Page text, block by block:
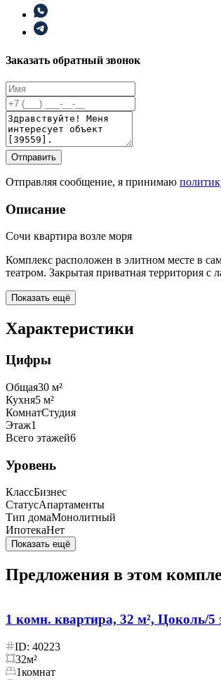
Заказать обратный звонок
Отправить
Отправляя сообщение, я принимаю
Описание
Сочи квартира возле моря
Комплекс расположен в элитном месте в
театром. Закрытая приватная территория
Показать ещё
Характеристики
Цифры
Общая30 м²
Кухня5 м²
КомнатСтудия
Этаж1
Всего этажей6
Уровень
КлассБизнес
СтатусАпартаменты
Тип домаМонолитный
ИпотекаНет
Показать ещё
Предложения в этом
1 комн. квартира, 32 м², Цоколь/5
ID: 40223
32м²
1комнат